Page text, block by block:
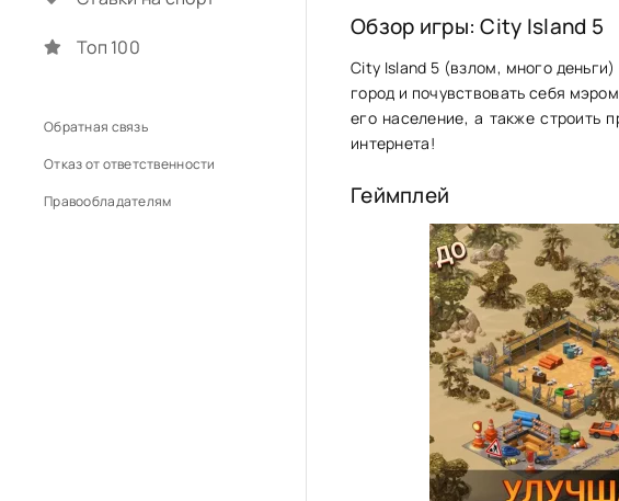
Обзор игры: City Island 5
City Island 5 (взлом, много
город и почувствовать себя
его население, а также строить
интернета!
Геймплей
Топ 100
Обратная связь
Отказ от ответственности
Правообладателям